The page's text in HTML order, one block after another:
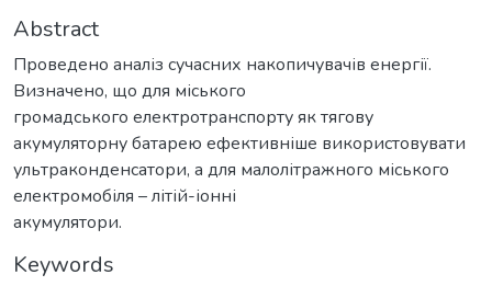
Abstract
Проведено аналіз сучасних накопичувачів енергії.
Визначено, що для міського
громадського електротранспорту як тягову
акумуляторну батарею ефективніше використовувати
ультраконденсатори, а для малолітражного міського
електромобіля – літій-іонні
акумулятори.
Keywords